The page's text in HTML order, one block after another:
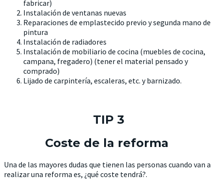
fabricar)
Instalación de ventanas nuevas
Reparaciones de emplastecido previo y segunda mano de
pintura
Instalación de radiadores
Instalación de mobiliario de cocina (muebles de cocina,
campana, fregadero) (tener el material pensado y
comprado)
Lijado de carpintería, escaleras, etc. y barnizado.
TIP 3
Coste de la reforma
Una de las mayores dudas que tienen las personas cuando van a
realizar una reforma es, ¿qué coste tendrá?.